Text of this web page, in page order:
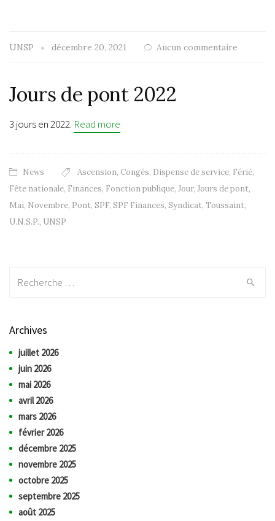
UNSP décembre 20, 2021 Aucun commentaire
Jours de pont 2022
3 jours en 2022. Read more
News Ascension, Congés, Dispense de service, Férié,
Fête nationale, Finances, Fonction publique, Jour, Jours de pont,
Mai, Novembre, Pont, SPF, SPF Finances, Syndicat, Toussaint,
U.N.S.P., UNSP
Archives
juillet 2026
juin 2026
mai 2026
avril 2026
mars 2026
février 2026
décembre 2025
novembre 2025
octobre 2025
septembre 2025
août 2025